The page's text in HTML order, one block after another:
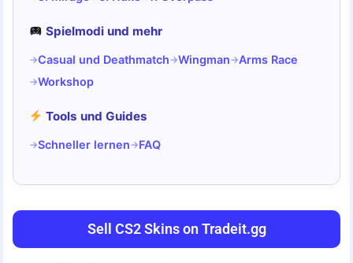
Spielmodi und mehr
Casual und Deathmatch Wingman
Arms Race
Workshop
Tools und Guides
Schneller lernen FAQ
Sell CS2 Skins on Tradeit.gg